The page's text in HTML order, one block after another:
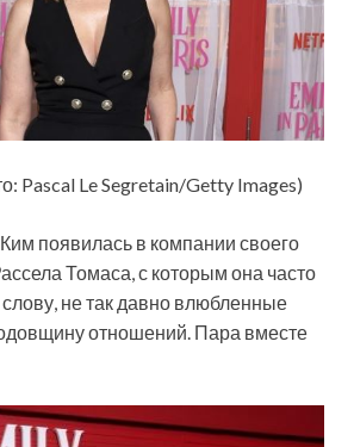
Pascal Le Segretain/Getty Images)
появилась в компании своего
Томаса, с которым она часто
слову, не так давно влюбленные
отношений. Пара вместе